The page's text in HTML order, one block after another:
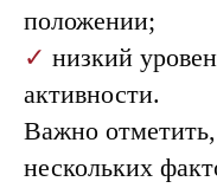
положении;
✓ низкий
активности.
Важно
нескольких